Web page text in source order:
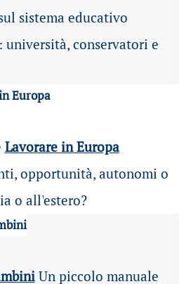
sistema educativo
conservatori e
Lavorare in Europa
opportunità, autonomi o
o all'estero?
Un piccolo manuale